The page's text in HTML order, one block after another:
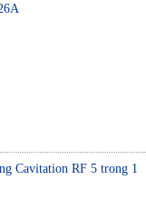
Cavitation RF 5 trong 1